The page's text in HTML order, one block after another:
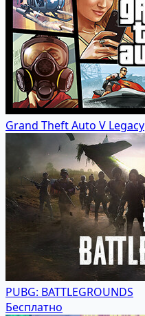
Grand Theft Auto V Legacy
PUBG: BATTLEGROUNDS
Бесплатно